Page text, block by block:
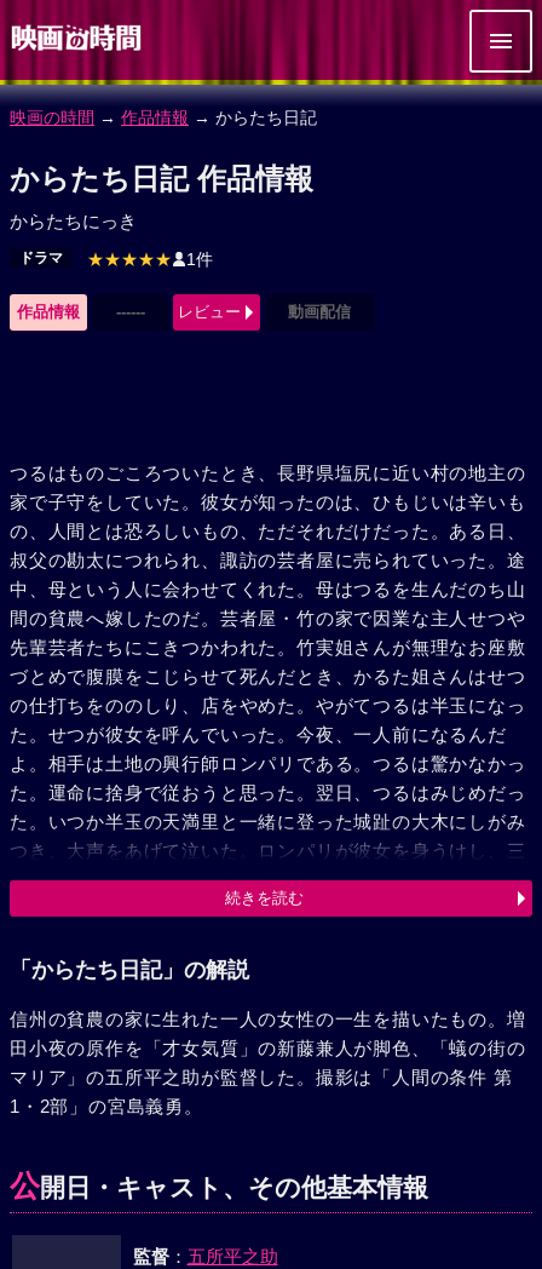
映画の時間 → 作品情報 → からたち日記
からたち日記 作品情報
からたちにっき
ドラマ ★★★★★ 1件
作品情報 ------ レビュー 動画配信
つるはものごころついたとき、長野県塩尻に近い村の地主の
家で子守をしていた。彼女が知ったのは、ひもじいは辛いも
の、人間とは恐ろしいもの、ただそれだけだった。ある日、
叔父の勘太につれられ、諏訪の芸者屋に売られていった。途
中、母という人に会わせてくれた。母はつるを生んだのち山
間の貧農へ嫁したのだ。芸者屋・竹の家で因業な主人せつや
先輩芸者たちにこきつかわれた。竹実姐さんが無理なお座敷
づとめで腹膜をこじらせて死んだとき、かるた姐さんはせつ
の仕打ちをののしり、店をやめた。やがてつるは半玉になっ
た。せつが彼女を呼んでいった。今夜、一人前になるんだ
よ。相手は土地の興行師ロンパリである。つるは驚かなかっ
た。運命に捨身で従おうと思った。翌日、つるはみじめだっ
た。いつか半玉の天満里と一緒に登った城趾の大木にしがみ
つき、大声をあげて泣いた。ロンパリが彼女を身うけし、三
号にした。毎日、ぼんやり暮した。戦争が激しくなり、つる
は軍需工場につとめた。女工たちは彼女に冷たかった。その
が、いつか恋していた。生れて初めての恋。だが、本山は戦
たが、遅かった。ロンパリをしくじってはこの土地にいられ
ない。つるは弟の忠夫をつれ、千葉のかるた姐さんをたずね
た。戦災、敗戦、生活苦が待っていた。ヤミの石鹸売りをし
て暮した。たのみの弟が栄養失調から腸結核になった。彼は
った一力の女将を頼って、また諏訪へ行った。本山は市会議
員になっていた。妻があったが、つるにはそれでもよかっ
満里のいる町へいった。酒におぼれる日が続いた。真昼間か
続きを読む
「からたち日記」の解説
信州の貧農の家に生れた一人の女性の一生を描いたもの。増
田小夜の原作を「才女気質」の新藤兼人が脚色、「蟻の街の
マリア」の五所平之助が監督した。撮影は「人間の条件 第
1・2部」の宮島義勇。
公開日・キャスト、その他基本情報
監督： 五所平之助